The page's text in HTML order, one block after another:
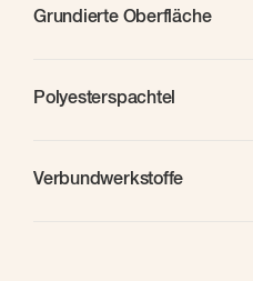
Grundierte Oberfläche
Polyesterspachtel
Verbundwerkstoffe